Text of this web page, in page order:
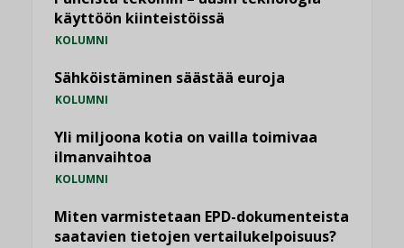
käyttöön kiinteistöissä
KOLUMNI
Sähköistäminen säästää euroja
KOLUMNI
Yli miljoona kotia on vailla toimivaa
ilmanvaihtoa
KOLUMNI
Miten varmistetaan EPD-dokumenteista
saatavien tietojen vertailukelpoisuus?